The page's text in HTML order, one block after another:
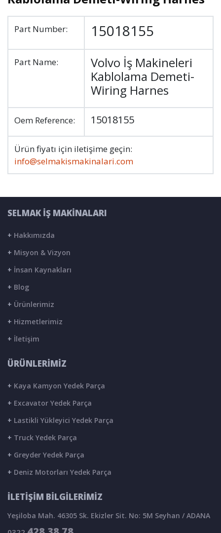
Part Number: 15018155
Part Name:
Volvo İş Makineleri
Kablolama Demeti-
Wiring Harnes
Oem Reference: 15018155
Ürün fiyatı için iletişime geçin:
info@selmakismakinalari.com
SELMAK İŞ MAKİNALARI
+ Hakkımızda
+ Misyon & Vizyon
+ İnsan Kaynakları
+ Blog
+ Ürünlerimiz
+ Hizmetlerimiz
+ İletişim
ÜRÜNLERİMİZ
+ Kaya Kamyon Yedek Parça
+ Excavator Yedek Parça
+ Lastikli Yükleyici Yedek Parça
+ Truck Yedek Parça
+ Greyder Yedek Parça
+ Deniz Motorları Yedek Parça
İLETİŞİM BİLGİLERİMİZ
Yeşiloba Mah. 46305 Sk. Ekizler Sit. No: 5M Seyhan / ADANA